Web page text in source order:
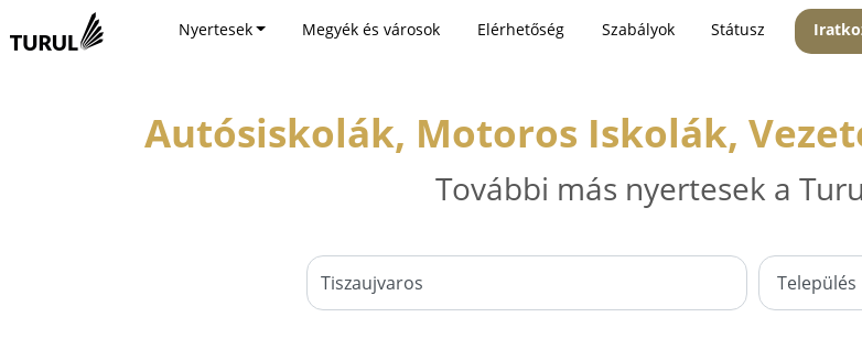
Nyertesek Megyék és városok Elérhetőség Szabályok Státusz
Autósiskolák, Motoros Iskolák,
További más nyertesek a